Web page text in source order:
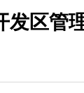
发区管